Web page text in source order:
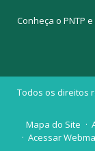
Conheça o PNTP e
Todos os direitos
Mapa do Site
Acessar